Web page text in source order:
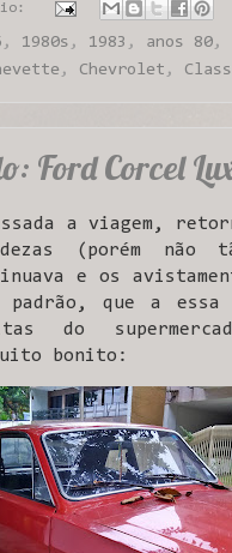
, 1980s , 1983 , anos 80 ,
, Chevrolet ,
Ford Corcel
a viagem,
(porém
e os
padrão, que a
do
bonito: